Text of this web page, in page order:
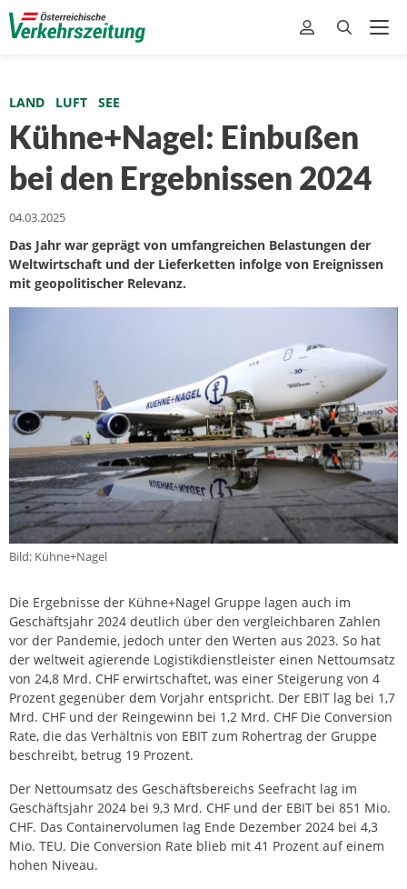
LAND LUFT SEE
Kühne+Nagel: Einbußen
bei den Ergebnissen 2024
04.03.2025
Das Jahr war geprägt von umfangreichen Belastungen der
Weltwirtschaft und der Lieferketten infolge von Ereignissen
mit geopolitischer Relevanz.
Bild: Kühne+Nagel
Die Ergebnisse der Kühne+Nagel Gruppe lagen auch im
Geschäftsjahr 2024 deutlich über den vergleichbaren Zahlen
vor der Pandemie, jedoch unter den Werten aus 2023. So hat
der weltweit agierende Logistikdienstleister einen Nettoumsatz
von 24,8 Mrd. CHF erwirtschaftet, was einer Steigerung von 4
Prozent gegenüber dem Vorjahr entspricht. Der EBIT lag bei 1,7
Mrd. CHF und der Reingewinn bei 1,2 Mrd. CHF Die Conversion
Rate, die das Verhältnis von EBIT zum Rohertrag der Gruppe
beschreibt, betrug 19 Prozent.
Der Nettoumsatz des Geschäftsbereichs Seefracht lag im
Geschäftsjahr 2024 bei 9,3 Mrd. CHF und der EBIT bei 851 Mio.
CHF. Das Containervolumen lag Ende Dezember 2024 bei 4,3
Mio. TEU. Die Conversion Rate blieb mit 41 Prozent auf einem
hohen Niveau.